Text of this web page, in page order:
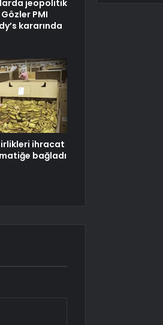
jeopolitik
PMI
kararında
ihracat
bağladı